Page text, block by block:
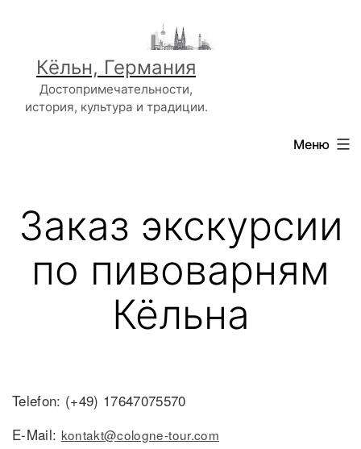
содержимому
Кёльн, Германия
Достопримечательности,
история, культура и традиции.
Меню
Заказ экскурсии
по пивоварням
Кёльна
Telefon: (+49) 17647075570
E-Mail: kontakt@cologne-tour.com